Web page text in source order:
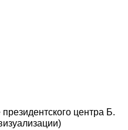
центра Б.